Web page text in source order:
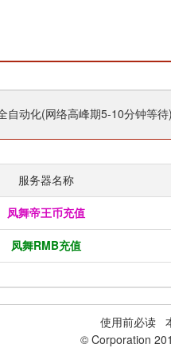
自动化(网络高峰期5-10分钟等
服务器名称
凤舞帝王币充值
凤舞RMB充值
使用前必读
© Corporation